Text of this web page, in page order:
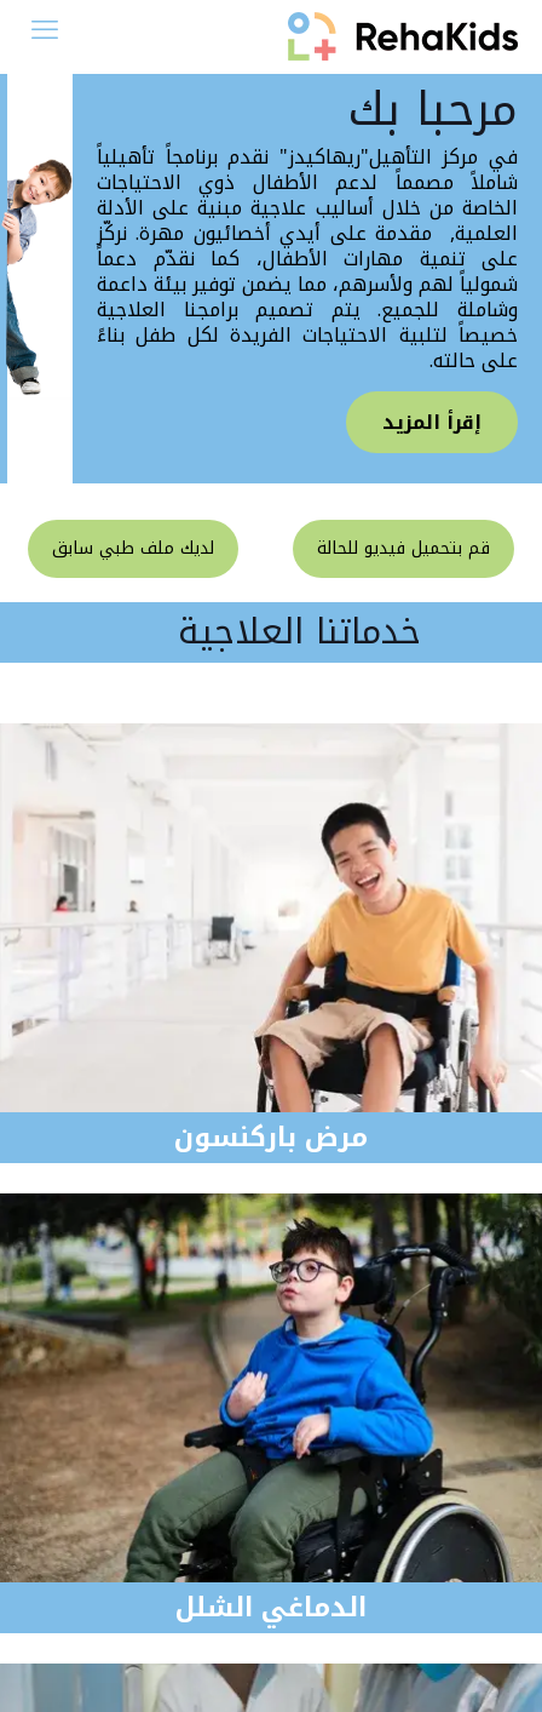
مرحبا بك
في مركز التأهيل"ريهاكيدز" نقدم برنامجاً تأهيلياً
شاملاً مصمماً لدعم الأطفال ذوي الاحتياجات
الخاصة من خلال أساليب علاجية مبنية على الأدلة
العلمية, مقدمة على أيدي أخصائيون مهرة. نركّز
على تنمية مهارات الأطفال، كما نقدّم دعماً
شمولياً لهم ولأسرهم، مما يضمن توفير بيئة داعمة
وشاملة للجميع. يتم تصميم برامجنا العلاجية
خصيصاً لتلبية الاحتياجات الفريدة لكل طفل بناءً
على حالته.
إقرأ المزيد
قم بتحميل فيديو للحالة لديك ملف طبي سابق
خدماتنا العلاجية
مرض باركنسون
الدماغي الشلل